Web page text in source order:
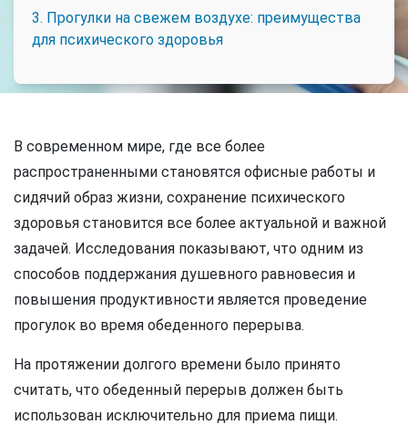
3. Прогулки на свежем воздухе: преимущества
для психического здоровья
В современном мире, где все более
распространенными становятся офисные работы и
сидячий образ жизни, сохранение психического
здоровья становится все более актуальной и важной
задачей. Исследования показывают, что одним из
способов поддержания душевного равновесия и
повышения продуктивности является проведение
прогулок во время обеденного перерыва.
На протяжении долгого времени было принято
считать, что обеденный перерыв должен быть
использован исключительно для приема пищи.